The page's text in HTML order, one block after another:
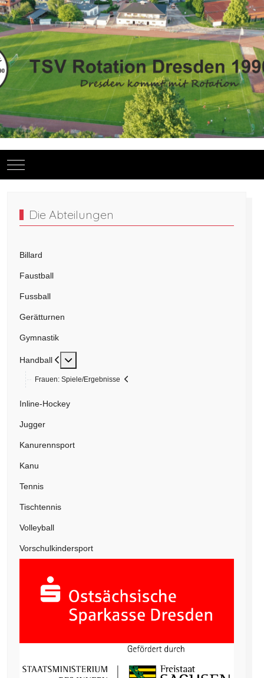
Mobile Menu Toggle
Die Abteilungen
Billard
Faustball
Fussball
Gerätturnen
Gymnastik
Handball Weitere Informationen: Handball
Frauen: Spiele/Ergebnisse
Inline-Hockey
Jugger
Kanurennsport
Kanu
Tennis
Tischtennis
Volleyball
Vorschulkindersport